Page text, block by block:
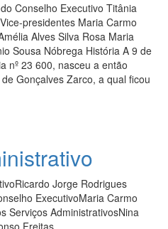
Conselho Executivo Titânia
presidentes Maria Carmo
Alves Silva Rosa Maria
Sousa Nóbrega História A 9 de
nº 23 600, nasceu a então
Gonçalves Zarco, a qual ficou
Jorge Rodrigues
ExecutivoMaria Carmo
Serviços AdministrativosNina
Freitas